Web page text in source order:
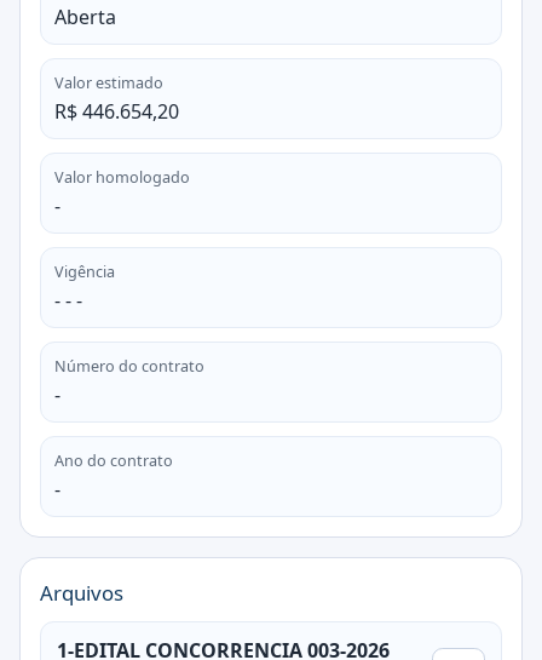
Aberta
Valor estimado
R$ 446.654,20
Valor homologado
-
Vigência
- - -
Número do contrato
-
Ano do contrato
-
Arquivos
1-EDITAL CONCORRENCIA 003-2026